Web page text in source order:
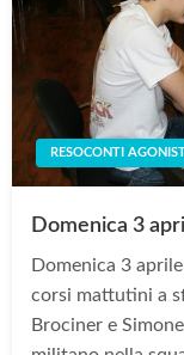
RESOCONTI
Domenica 3
Domenica 3
corsi mattutini a
Brociner e